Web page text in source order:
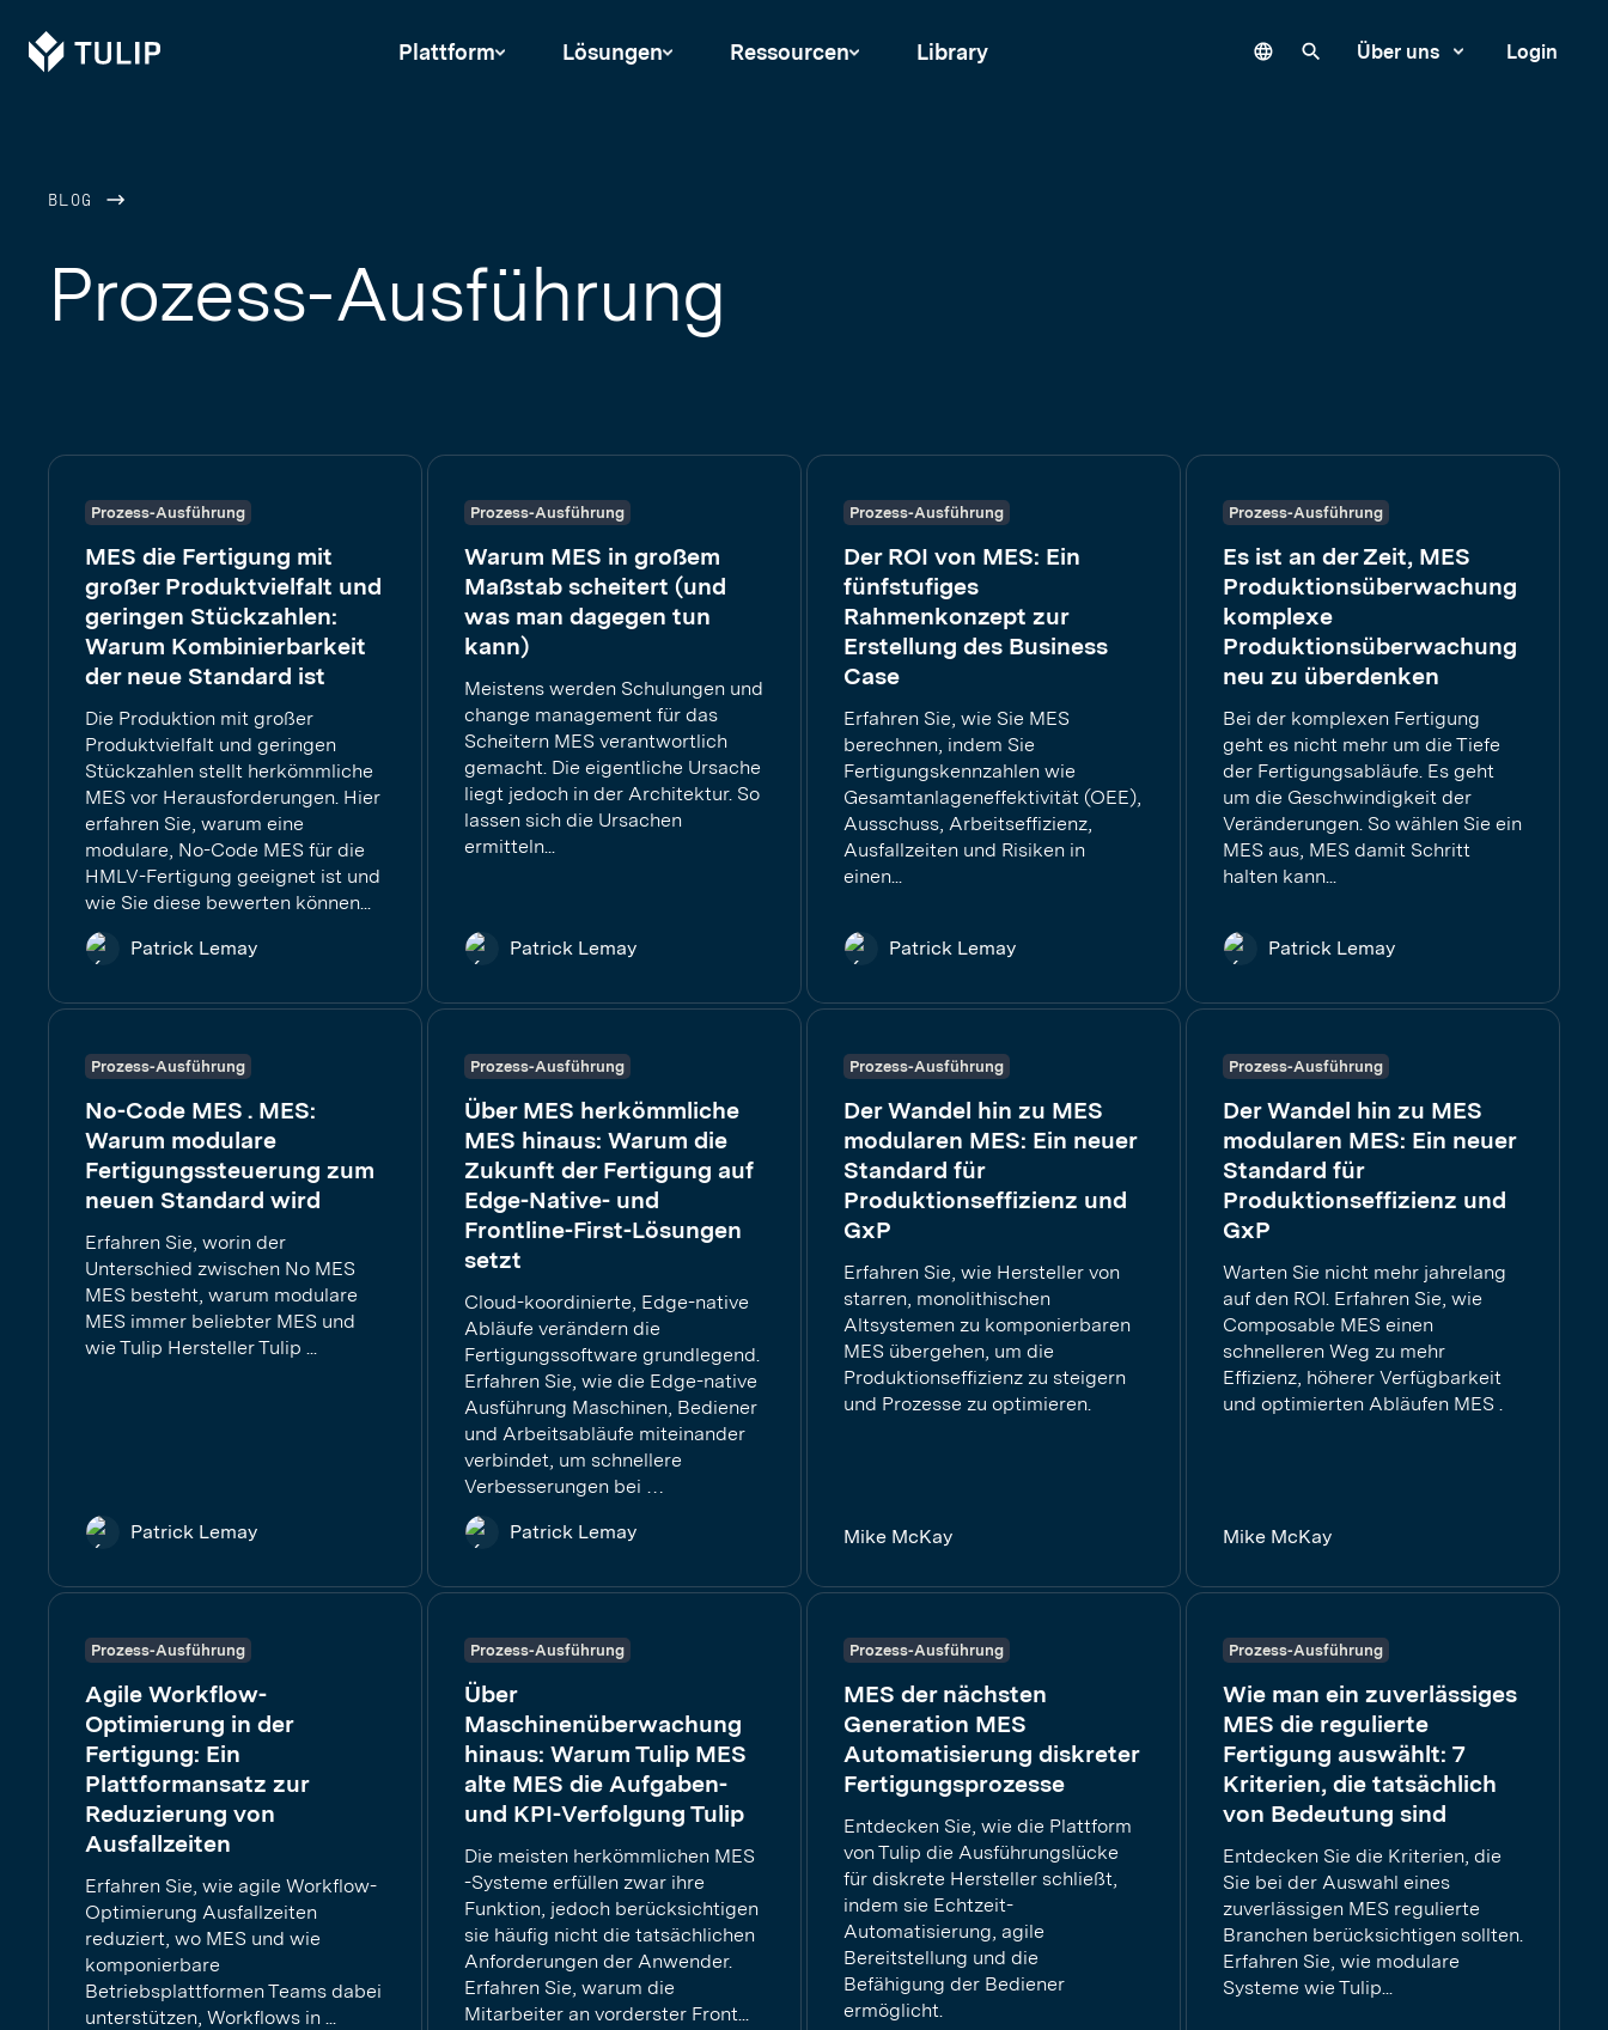
Tulip Plattform Lösungen Ressourcen Library LanguageUnsere Website durchsuchen
Über uns Login
BLOG
Prozess-Ausführung
Prozess-Ausführung
MES die Fertigung mit
großer Produktvielfalt und
geringen Stückzahlen:
Warum Kombinierbarkeit
der neue Standard ist
Die Produktion mit großer
Produktvielfalt und geringen
Stückzahlen stellt herkömmliche
MES vor Herausforderungen. Hier
erfahren Sie, warum eine
modulare, No-Code MES für die
HMLV-Fertigung geeignet ist und
wie Sie diese bewerten können...
Patrick Lemay
Prozess-Ausführung
Warum MES in großem
Maßstab scheitert (und
was man dagegen tun
kann)
Meistens werden Schulungen und
change management für das
Scheitern MES verantwortlich
gemacht. Die eigentliche Ursache
liegt jedoch in der Architektur. So
lassen sich die Ursachen
ermitteln...
Patrick Lemay
Prozess-Ausführung
Der ROI von MES: Ein
fünfstufiges
Rahmenkonzept zur
Erstellung des Business
Case
Erfahren Sie, wie Sie MES
berechnen, indem Sie
Fertigungskennzahlen wie
Gesamtanlageneffektivität (OEE),
Ausschuss, Arbeitseffizienz,
Ausfallzeiten und Risiken in
einen...
Patrick Lemay
Prozess-Ausführung
Es ist an der Zeit, MES
Produktionsüberwachung
komplexe
Produktionsüberwachung
neu zu überdenken
Bei der komplexen Fertigung
geht es nicht mehr um die Tiefe
der Fertigungsabläufe. Es geht
um die Geschwindigkeit der
Veränderungen. So wählen Sie ein
MES aus, MES damit Schritt
halten kann...
Patrick Lemay
Prozess-Ausführung
No-Code MES . MES:
Warum modulare
Fertigungssteuerung zum
neuen Standard wird
Erfahren Sie, worin der
Unterschied zwischen No MES
MES besteht, warum modulare
MES immer beliebter MES und
wie Tulip Hersteller Tulip ...
Patrick Lemay
Prozess-Ausführung
Über MES herkömmliche
MES hinaus: Warum die
Zukunft der Fertigung auf
Edge-Native- und
Frontline-First-Lösungen
setzt
Cloud-koordinierte, Edge-native
Abläufe verändern die
Fertigungssoftware grundlegend.
Erfahren Sie, wie die Edge-native
Ausführung Maschinen, Bediener
und Arbeitsabläufe miteinander
verbindet, um schnellere
Verbesserungen bei …
Patrick Lemay
Prozess-Ausführung
Der Wandel hin zu MES
modularen MES: Ein neuer
Standard für
Produktionseffizienz und
GxP
Erfahren Sie, wie Hersteller von
starren, monolithischen
Altsystemen zu komponierbaren
MES übergehen, um die
Produktionseffizienz zu steigern
und Prozesse zu optimieren.
Mike McKay
Prozess-Ausführung
Der Wandel hin zu MES
modularen MES: Ein neuer
Standard für
Produktionseffizienz und
GxP
Warten Sie nicht mehr jahrelang
auf den ROI. Erfahren Sie, wie
Composable MES einen
schnelleren Weg zu mehr
Effizienz, höherer Verfügbarkeit
und optimierten Abläufen MES .
Mike McKay
Prozess-Ausführung
Agile Workflow-
Optimierung in der
Fertigung: Ein
Plattformansatz zur
Reduzierung von
Ausfallzeiten
Erfahren Sie, wie agile Workflow-
Optimierung Ausfallzeiten
reduziert, wo MES und wie
komponierbare
Betriebsplattformen Teams dabei
unterstützen, Workflows in ...
Prozess-Ausführung
Über
Maschinenüberwachung
hinaus: Warum Tulip MES
alte MES die Aufgaben-
und KPI-Verfolgung Tulip
Die meisten herkömmlichen MES
-Systeme erfüllen zwar ihre
Funktion, jedoch berücksichtigen
sie häufig nicht die tatsächlichen
Anforderungen der Anwender.
Erfahren Sie, warum die
Mitarbeiter an vorderster Front...
Prozess-Ausführung
MES der nächsten
Generation MES
Automatisierung diskreter
Fertigungsprozesse
Entdecken Sie, wie die Plattform
von Tulip die Ausführungslücke
für diskrete Hersteller schließt,
indem sie Echtzeit-
Automatisierung, agile
Bereitstellung und die
Befähigung der Bediener
ermöglicht.
Prozess-Ausführung
Wie man ein zuverlässiges
MES die regulierte
Fertigung auswählt: 7
Kriterien, die tatsächlich
von Bedeutung sind
Entdecken Sie die Kriterien, die
Sie bei der Auswahl eines
zuverlässigen MES regulierte
Branchen berücksichtigen sollten.
Erfahren Sie, wie modulare
Systeme wie Tulip...